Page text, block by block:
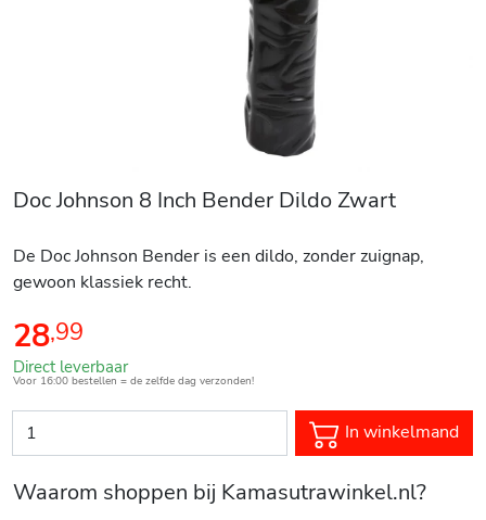
Doc Johnson 8 Inch Bender Dildo Zwart
De Doc Johnson Bender is een dildo, zonder zuignap,
gewoon klassiek recht.
28,99
Direct leverbaar
Voor 16:00 bestellen = de zelfde dag verzonden!
In winkelmand
Waarom shoppen bij Kamasutrawinkel.nl?